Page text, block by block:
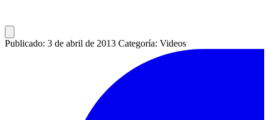
Publicado: 3 de abril de 2013 Categoría: Videos